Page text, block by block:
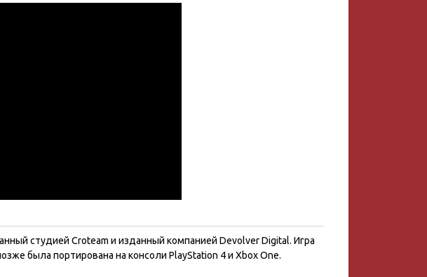
студией Croteam и изданный компанией Devolver Digital. Игра
была портирована на консоли PlayStation 4 и Xbox One.